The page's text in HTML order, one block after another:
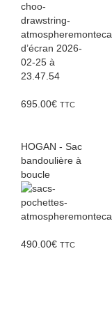
695.00€ TTC
HOGAN - Sac
bandoulière à
boucle
490.00€ TTC